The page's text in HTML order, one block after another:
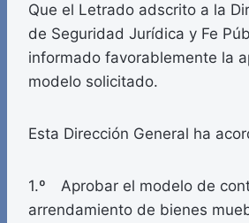
Que el Letrado adscrito a la
de Seguridad Jurídica y Fe
informado favorablemente la
modelo solicitado.
Esta Dirección General ha
1.º Aprobar el modelo de
arrendamiento de bienes